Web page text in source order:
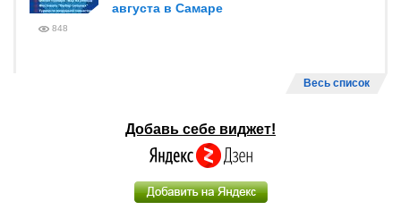
августа в Самаре
848
Весь список
Добавь себе виджет!